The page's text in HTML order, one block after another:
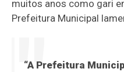
muitos anos como gari
Prefeitura Municipal
“A Prefeitura